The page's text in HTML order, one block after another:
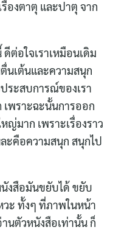
องตาตุ และปาตุ จาก
ต่อใจเราเหมือนเดิม
นเต้นและความสนุก
ะสบการณ์ของเรา
เพราะฉะนั้นการออก
ญ่มาก เพราะเรื่องราว
ะคือความสนุก สนุกไป
นังสือมันขยับได้ ขยับ
วะ ทั้งๆ ที่ภาพในหน้า
นตัวหนังสือเท่านั้น ก็